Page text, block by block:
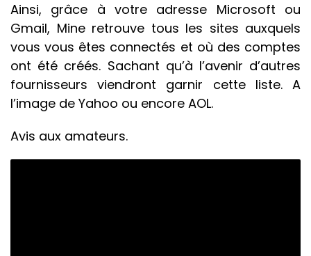
Ainsi, grâce à votre adresse Microsoft ou
Gmail, Mine retrouve tous les sites auxquels
vous vous êtes connectés et où des comptes
ont été créés. Sachant qu’à l’avenir d’autres
fournisseurs viendront garnir cette liste. A
l’image de Yahoo ou encore AOL.
Avis aux amateurs.